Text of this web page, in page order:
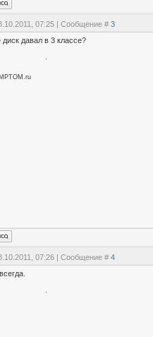
07:25 | Сообщение # 3
давал в 3 классе?
07:26 | Сообщение # 4